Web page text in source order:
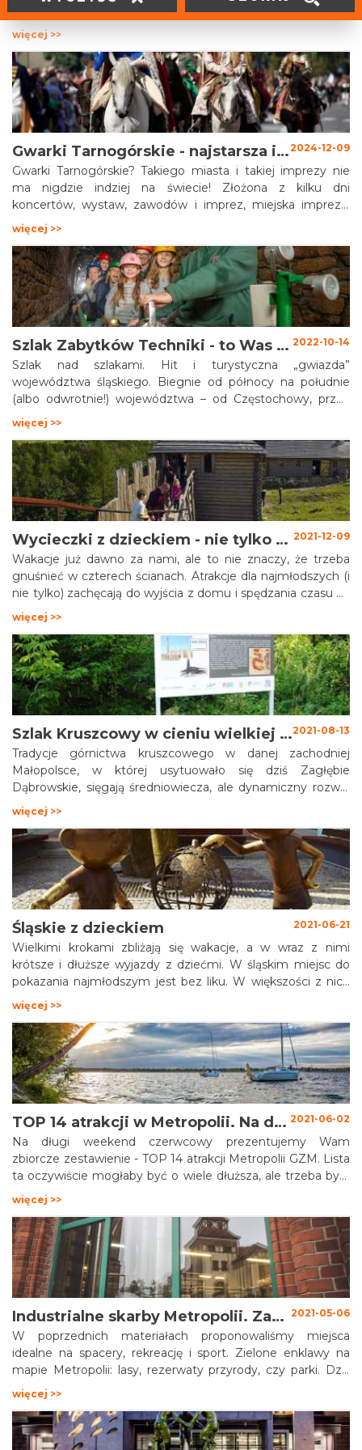
zwierzętami domowymi. Najnowsze badania mówią o tym,
że w Polsce żyje ponad 8 milionów psów. Według
najnowszych badań, około 37% właścicieli zwierząt
domowych w Polsce zabiera swoje zwierzęta na wakacje.
Postanowiliśmy więc zebrać informacje do jakich atrakcji
turystycznych w Śląskim można wejść z psem.
więcej >>
2024-12-09
Gwarki Tarnogórskie - najstarsza impreza w regionie!
Gwarki Tarnogórskie? Takiego miasta i takiej imprezy nie
ma nigdzie indziej na świecie! Złożona z kilku dni
koncertów, wystaw, zawodów i imprez, miejska impreza,
jaki co roku odbywa się w Tarnowskich Górach. Jej finał,
organizowany od 1957 - skupiający kilka tysięcy osób
pochód historyczny - nie ma swojego odpowiednika w
Polsce, a może i na całym kontynencie!
więcej >>
2022-10-14
Szlak Zabytków Techniki - to Was zaskoczy
Szlak nad szlakami. Hit i turystyczna „gwiazda”
województwa śląskiego. Biegnie od północy na południe
(albo odwrotnie!) województwa – od Częstochowy, przez
Górnośląsko-Zagłębiowską Metropolię, aż po Ustroń i
Żywiec. W jego skład wchodzi ponad 40 obiektów
związanych z wieloma różnymi dziedzinami przemysłu.
więcej >>
2021-12-09
Wycieczki z dzieckiem - nie tylko na wakacje
Wakacje już dawno za nami, ale to nie znaczy, że trzeba
gnuśnieć w czterech ścianach. Atrakcje dla najmłodszych (i
nie tylko) zachęcają do wyjścia z domu i spędzania czasu na
świeżym powietrzu. Przedstawiamy kilka wybranych
propozycji z naszego regionu na aktywne spędzenie czasu
z dziećmi.
więcej >>
2021-08-13
Szlak Kruszcowy w cieniu wielkiej huty
Tradycje górnictwa kruszcowego w danej zachodniej
Małopolsce, w której usytuowało się dziś Zagłębie
Dąbrowskie, sięgają średniowiecza, ale dynamiczny rozwój
zagłębiowskiego przemysłu nastąpił dopiero w połowie XIX
w. Dzieje nieistniejących już często zakładów i
zapomnianych kolonii robotniczych przypomina
wyznakowany niedawno w Dąbrowie Górniczej Szlak
Kruszcowy, i o nim ten tekst.
więcej >>
2021-06-21
Śląskie z dzieckiem
Wielkimi krokami zbliżają się wakacje, a w wraz z nimi
krótsze i dłuższe wyjazdy z dziećmi. W śląskim miejsc do
pokazania najmłodszym jest bez liku. W większości z nich
nudzić nie będą się i rodzice. Zapraszam na mały przegląd
oferty dla najmłodszych. Jest w czym wybierać!
więcej >>
2021-06-02
TOP 14 atrakcji w Metropolii. Na długi weekend czerwcowy i nie tylko.
Na długi weekend czerwcowy prezentujemy Wam
zbiorcze zestawienie - TOP 14 atrakcji Metropolii GZM. Lista
ta oczywiście mogłaby być o wiele dłuższa, ale trzeba było
dokonać selekcji. W rezultacie wybraliśmy te obiekty i
miejsca, które są wielką dumą Metropolii. Znajdziecie tu
całe spektrum atrakcji od zabytków techniki, po cudowne
zielone miejsca odpoczynku i rekreacji. Zapraszamy do
eksplorowania Metropolii - nie tylko w długie weekendy ale
zawsze kiedy jest to możliwe. Kryje się tu jeszcze wiele
skarbów, które mogłyby zaciekawić a nawet zadziwić
niejednego turystę.
więcej >>
2021-05-06
Industrialne skarby Metropolii. Zabytki techniki, które trzeba koniecznie odwiedzić
W poprzednich materiałach proponowaliśmy miejsca
idealne na spacery, rekreację i sport. Zielone enklawy na
mapie Metropolii: lasy, rezerwaty przyrody, czy parki. Dziś
chcemy zachęcić do zwrócenia się w stronę industrialnego
oblicza Metropolii. Przemysł i działalność przemysłowa jest
nierozerwalnie związana z tym obszarem. Stanowi o jego
historii, tradycji, świadczy o wspaniałym dziedzictwie, które
więcej >>